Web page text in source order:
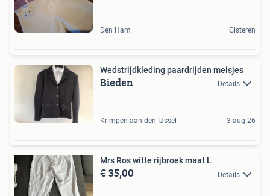
Den Ham Gisteren
Wedstrijdkleding paardrijden meisjes
Bieden Details
Krimpen aan den IJssel 3 aug 26
Mrs Ros witte rijbroek maat L
€ 35,00 Details